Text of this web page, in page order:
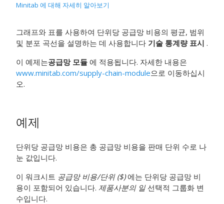
Minitab 에 대해 자세히 알아보기
그래프와 표를 사용하여 단위당 공급망 비용의 평균, 범위
및 분포 곡선을 설명하는 데 사용합니다 기술 통계량 표시 .
이 예제는공급망 모듈 에 적용됩니다. 자세한 내용은
www.minitab.com/supply-chain-module으로 이동하십시
오.
예제
단위당 공급망 비용은 총 공급망 비용을 판매 단위 수로 나
눈 값입니다.
이 워크시트 공급망 비용/단위 ($)에는 단위당 공급망 비
용이 포함되어 있습니다. 제품사분의 일선택적 그룹화 변
수입니다.